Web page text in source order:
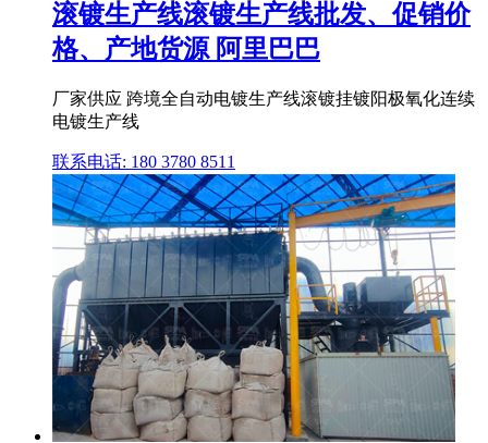
滚镀生产线滚镀生产线批发、促销价
格、产地货源 阿里巴巴
厂家供应 跨境全自动电镀生产线滚镀挂镀阳极氧化连续
电镀生产线
联系电话: 180 3780 8511